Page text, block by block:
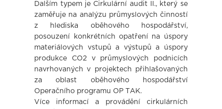
Dalším typem je Cirkulární audit II., který se
zaměřuje na analýzu průmyslových činností
z hlediska oběhového hospodářství,
posouzení konkrétních opatření na úspory
materiálových vstupů a výstupů a úspory
produkce CO2 v průmyslových podnicích
navrhovaných v projektech přihlašovaných
za oblast oběhového hospodářství
Operačního programu OP TAK.
Více informací a provádění cirkulárních